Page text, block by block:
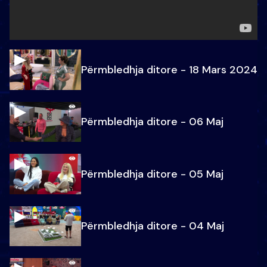
Përmbledhja ditore - 18 Mars 2024
Përmbledhja ditore - 06 Maj
Përmbledhja ditore - 05 Maj
Përmbledhja ditore - 04 Maj